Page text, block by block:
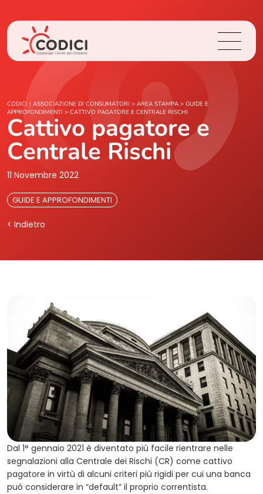
Chi Siamo
Cosa Facciamo
Area Stampa
Contatti
CODICI | ASSOCIAZIONE DI CONSUMATORI > AREA STAMPA > GUIDE E
APPROFONDIMENTI > CATTIVO PAGATORE E CENTRALE RISCHI
Cattivo pagatore e
Centrale Rischi
11 Novembre 2022
GUIDE E APPROFONDIMENTI
< Indietro
Dal 1° gennaio 2021 è diventato più facile rientrare nelle
segnalazioni alla Centrale dei Rischi (CR) come cattivo
pagatore in virtù di alcuni criteri più rigidi per cui una banca
può considerare in “default” il proprio correntista.